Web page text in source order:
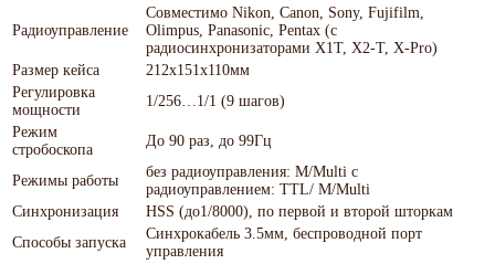
Радиоуправление
Совместимо Nikon, Canon, Sony, Fujifilm,
Olimpus, Panasonic, Pentax (c
радиосинхронизаторами X1T, X2-T, X-Pro)
Размер кейса
212х151х110мм
Регулировка
мощности
1/256…1/1 (9 шагов)
Режим
стробоскопа
До 90 раз, до 99Гц
Режимы работы
без радиоуправления: M/Multi с
радиоуправлением: TTL/ M/Multi
Синхронизация
HSS (до1/8000), по первой и второй шторкам
Способы запуска
Синхрокабель 3.5мм, беспроводной порт
управления